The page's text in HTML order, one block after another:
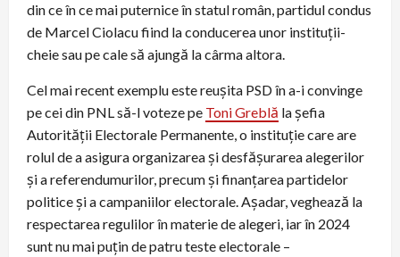
din ce în ce mai puternice în statul român, partidul condus
de Marcel Ciolacu fiind la conducerea unor instituții-
cheie sau pe cale să ajungă la cârma altora.
Cel mai recent exemplu este reușita PSD în a-i convinge
pe cei din PNL să-l voteze pe Toni Greblă la șefia
Autorității Electorale Permanente, o instituție care are
rolul de a asigura organizarea şi desfășurarea alegerilor
şi a referendumurilor, precum şi finanțarea partidelor
politice şi a campaniilor electorale. Așadar, veghează la
respectarea regulilor în materie de alegeri, iar în 2024
sunt nu mai puțin de patru teste electorale –